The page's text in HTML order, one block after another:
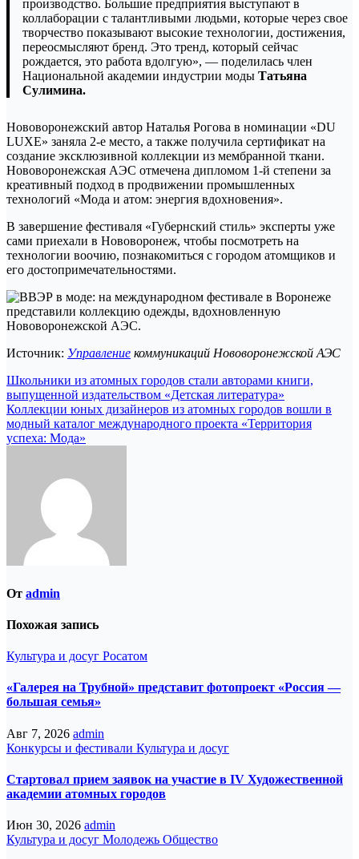
производство. Большие предприятия выступают в
коллаборации с талантливыми людьми, которые через свое
творчество показывают высокие технологии, достижения,
переосмысляют бренд. Это тренд, который сейчас
рождается, это работа вдолгую», — поделилась член
Национальной академии индустрии моды Татьяна
Сулимина.
Нововоронежский автор Наталья Рогова в номинации «DU
LUXE» заняла 2-е место, а также получила сертификат на
создание эксклюзивной коллекции из мембранной ткани.
Нововоронежская АЭС отмечена дипломом 1-й степени за
креативный подход в продвижении промышленных
технологий «Мода и атом: энергия вдохновения».
В завершение фестиваля «Губернский стиль» эксперты уже
сами приехали в Нововоронеж, чтобы посмотреть на
технологии воочию, познакомиться с городом атомщиков и
его достопримечательностями.
Источник: Управление коммуникаций Нововоронежской АЭС
Навигация
по
записям
Школьники из атомных городов стали авторами книги,
выпущенной издательством «Детская литература»
Коллекции юных дизайнеров из атомных городов вошли в
модный каталог международного проекта «Территория
успеха: Мода»
От admin
Похожая запись
Культура и досуг Росатом
«Галерея на Трубной» представит фотопроект «Россия —
большая семья»
Авг 7, 2026 admin
Конкурсы и фестивали Культура и досуг
Стартовал прием заявок на участие в IV Художественной
академии атомных городов
Июн 30, 2026 admin
Культура и досуг Молодежь Общество